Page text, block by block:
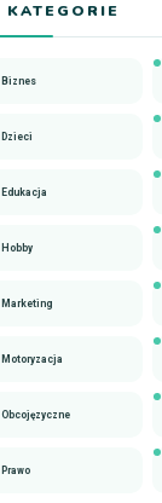
KATEGORIE
Biznes
Dzieci
Edukacja
Hobby
Marketing
Motoryzacja
Obcojęzyczne
Prawo